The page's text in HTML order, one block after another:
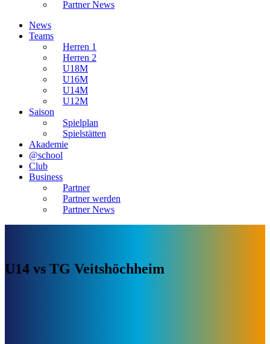
Partner News
News
Teams
Herren 1
Herren 2
U18M
U16M
U14M
U12M
Saison
Spielplan
Spielstätten
Akademie
@school
Club
Business
Partner
Partner werden
Partner News
U14 vs TG Veitshöchheim